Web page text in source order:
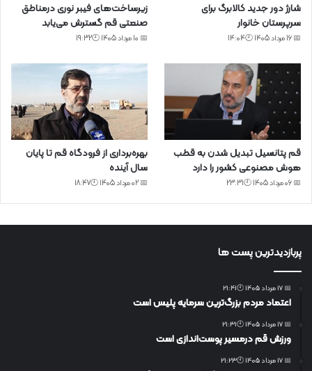
شارژ دور جدید کالابرگ برای
سرپرستان خانوار
📅 16 مرداد 1405 🕙14:04
زیرساخت‌های فیبر نوری درمناطق
صنعتی قم گسترش می‌یابد
📅 10 مرداد 1405 🕙19:32
قم پتانسیل تبدیل شدن به قطب
هوش مصنوعی کشور را دارد
📅 06 مرداد 1405 🕙23:31
بهره‌برداری از فرودگاه قم تا پایان
سال آینده
📅 02 مرداد 1405 🕙18:47
پربازدیدترین پست ها
📅 17 مرداد 1405 🕙21:41
اعتماد مردم بزرگ‌ترین سرمایه پلیس است
📅 17 مرداد 1405 🕙21:31
ورزش قم درمسیر پوست‌اندازی است
📅 17 مرداد 1405 🕙21:23